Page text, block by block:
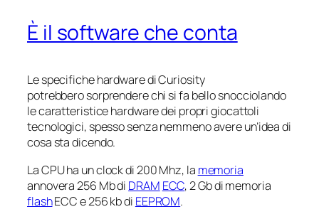
È il software che conta
Le specifiche hardware diCuriosity
potrebbero sorprendere chi si fa bello snocciolando
le caratteristice hardware dei propri giocattoli
tecnologici, spesso senza nemmeno avere un’idea di
cosa sta dicendo.
La CPU ha un clock di 200 Mhz, la memoria
annovera 256 Mb di DRAM ECC, 2 Gb di memoria
flashECC e 256 kb di EEPROM.